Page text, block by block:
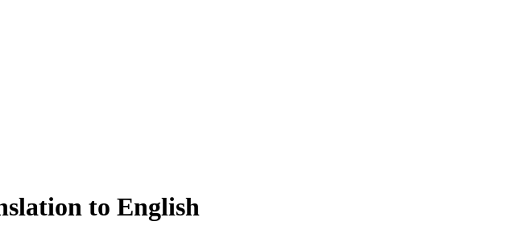
to English